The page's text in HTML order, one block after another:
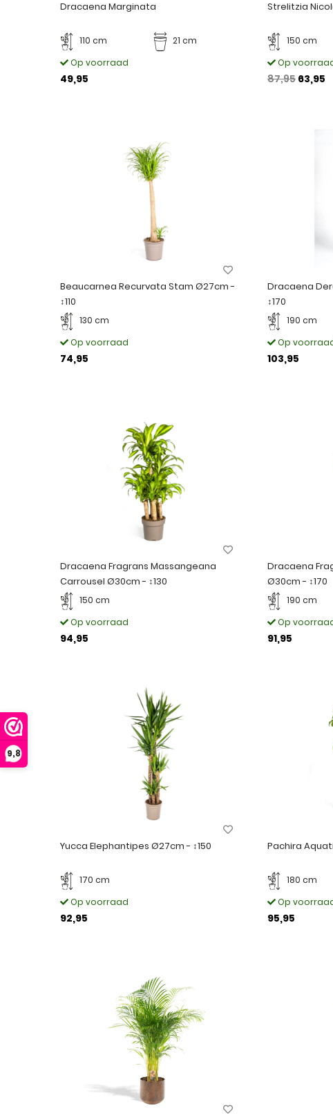
9,8
Dracaena Marginata
110 cm
21 cm
Op voorraad
49,95
Strelitzia
150 cm
Op
87,95 63,95
Beaucarnea Recurvata Stam Ø27cm -
↕110
130 cm
Op voorraad
74,95
Dracaena
↕170
190 cm
Op
103,95
Dracaena Fragrans Massangeana
Carrousel Ø30cm - ↕130
150 cm
Op voorraad
94,95
Dracaena
Ø30cm - ↕170
190 cm
Op
91,95
Yucca Elephantipes Ø27cm - ↕150
170 cm
Op voorraad
92,95
Pachira
180 cm
Op
95,95